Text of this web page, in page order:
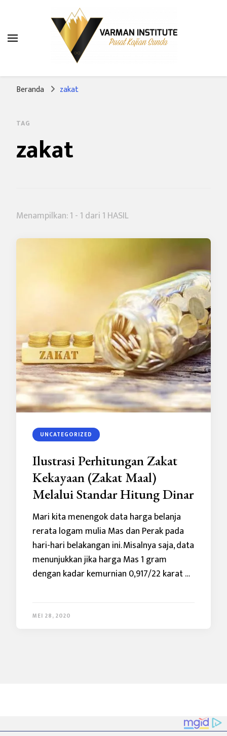
Varman Institute
Pusat Kajian Sunda
Beranda zakat
TAG
zakat
Menampilkan: 1 - 1 dari 1 HASIL
UNCATEGORIZED
Ilustrasi Perhitungan Zakat
Kekayaan (Zakat Maal)
Melalui Standar Hitung Dinar
Mari kita menengok data harga belanja
rerata logam mulia Mas dan Perak pada
hari-hari belakangan ini. Misalnya saja, data
menunjukkan jika harga Mas 1 gram
dengan kadar kemurnian 0,917/22 karat …
MEI 28, 2020